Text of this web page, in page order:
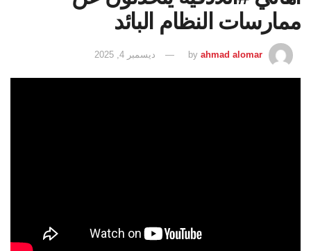
ممارسات النظام البائد
by ahmad alomar ديسمبر 4, 2025